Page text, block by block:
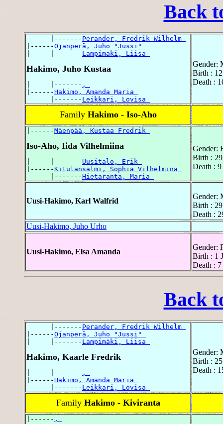
Back
      |-------
Perander, Fredrik Wilhelm
|------Ojanperä, Juho "Jussi"
|     |------- Lampimäki, Liisa
Hakimo, Juho Kustaa
|     |------- ,
|------Hakimo, Amanda Maria
      |-------
Leikkari, Lovisa
Gender:
Birth :
Death :
Family Hakimo - Iso-Aho
|------Mäenpää, Kustaa Fredrik
Iso-Aho, Iida Vilhelmiina
|     |------- Uusitalo, Erik
|------Kitulansalmi, Sophia Vilhelmina
      |-------
Hietaranta, Maria
Gender:
Birth :
Death :
Uusi-Hakimo, Karl Walfrid
Gender:
Birth :
Death :
Uusi-Hakimo, Juho Urho
Uusi-Hakimo, Elsa Amanda
Gender:
Birth : 1
Death :
Back
      |-------
Perander, Fredrik Wilhelm
|------Ojanperä, Juho "Jussi"
|     |------- Lampimäki, Liisa
Hakimo, Kaarle Fredrik
|     |------- ,
|------Hakimo, Amanda Maria
      |-------
Leikkari, Lovisa
Gender:
Birth :
Death :
Family Hakimo - Kiviranta
|------ ,